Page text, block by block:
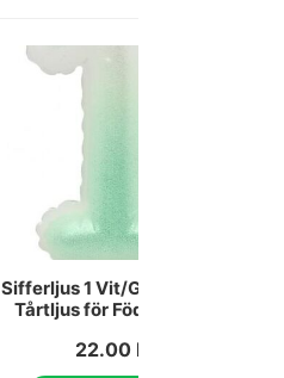
Sifferljus 1 Vit/Grön 7 cm –
Tårtljus för Födelsedag
22.00 kr